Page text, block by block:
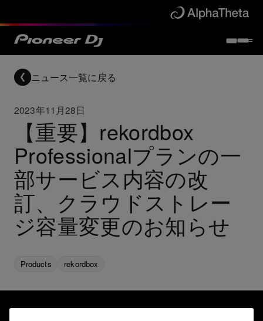
ニュース一覧に戻る
2023年11月28日
【重要】rekordbox
Professionalプランの一
部サービス内容の改
訂、クラウドストレー
ジ容量変更のお知らせ
Products rekordbox